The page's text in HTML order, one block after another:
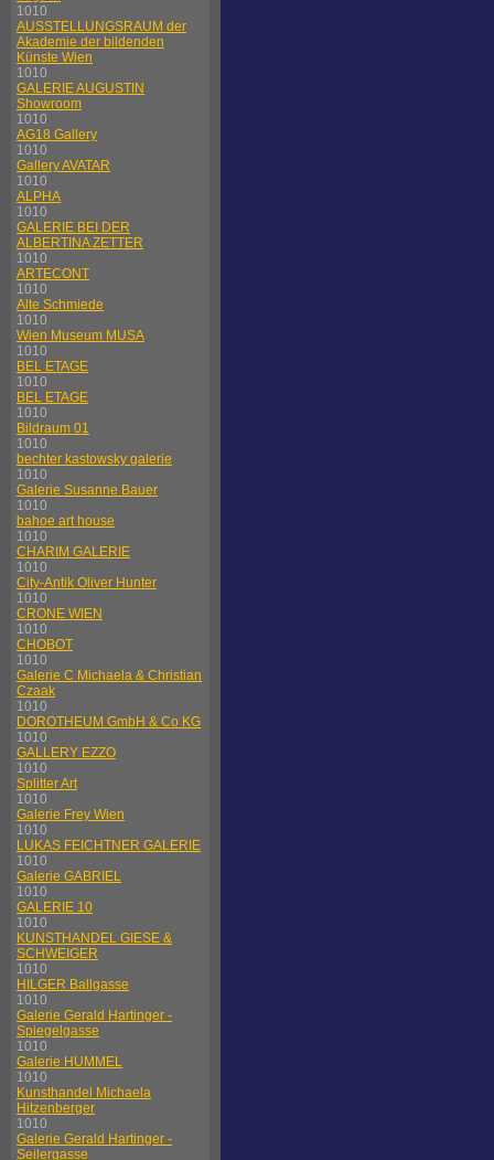
1010
AUSSTELLUNGSRAUM der
Akademie der bildenden
Künste Wien
1010
GALERIE AUGUSTIN
Showroom
1010
AG18 Gallery
1010
Gallery AVATAR
1010
ALPHA
1010
GALERIE BEI DER
ALBERTINA ZETTER
1010
ARTECONT
1010
Alte Schmiede
1010
Wien Museum MUSA
1010
BEL ETAGE
1010
BEL ETAGE
1010
Bildraum 01
1010
bechter kastowsky galerie
1010
Galerie Susanne Bauer
1010
bahoe art house
1010
CHARIM GALERIE
1010
City-Antik Oliver Hunter
1010
CRONE WIEN
1010
CHOBOT
1010
Galerie C Michaela & Christian
Czaak
1010
DOROTHEUM GmbH & Co KG
1010
GALLERY EZZO
1010
Splitter Art
1010
Galerie Frey Wien
1010
LUKAS FEICHTNER GALERIE
1010
Galerie GABRIEL
1010
GALERIE 10
1010
KUNSTHANDEL GIESE &
SCHWEIGER
1010
HILGER Ballgasse
1010
Galerie Gerald Hartinger -
Spiegelgasse
1010
Galerie HUMMEL
1010
Kunsthandel Michaela
Hitzenberger
1010
Galerie Gerald Hartinger -
Seilergasse